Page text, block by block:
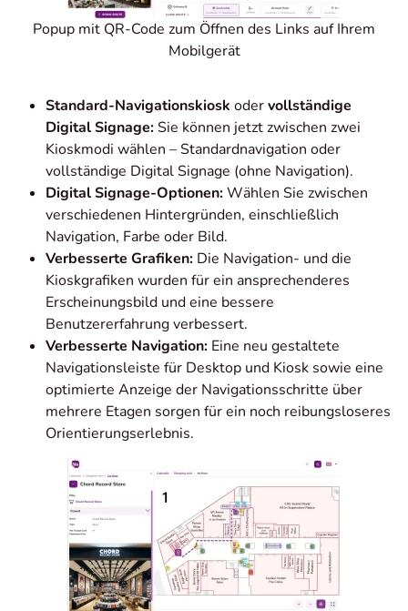
Popup mit QR-Code zum Öffnen des Links auf Ihrem
Mobilgerät
Standard-Navigationskiosk odervollständige
Digital Signage:Sie können jetzt zwischen zwei
Kioskmodi wählen – Standardnavigation oder
vollständige Digital Signage (ohne Navigation).
Digital Signage-Optionen:Wählen Sie zwischen
verschiedenen Hintergründen, einschließlich
Navigation, Farbe oder Bild.
Verbesserte Grafiken: Die Navigation- und die
Kioskgrafiken wurden für ein ansprechenderes
Erscheinungsbild und eine bessere
Benutzererfahrung verbessert.
Verbesserte Navigation: Eine neu gestaltete
Navigationsleiste für Desktop und Kiosk sowie eine
optimierte Anzeige der Navigationsschritte über
mehrere Etagen sorgen für ein noch reibungsloseres
Orientierungserlebnis.